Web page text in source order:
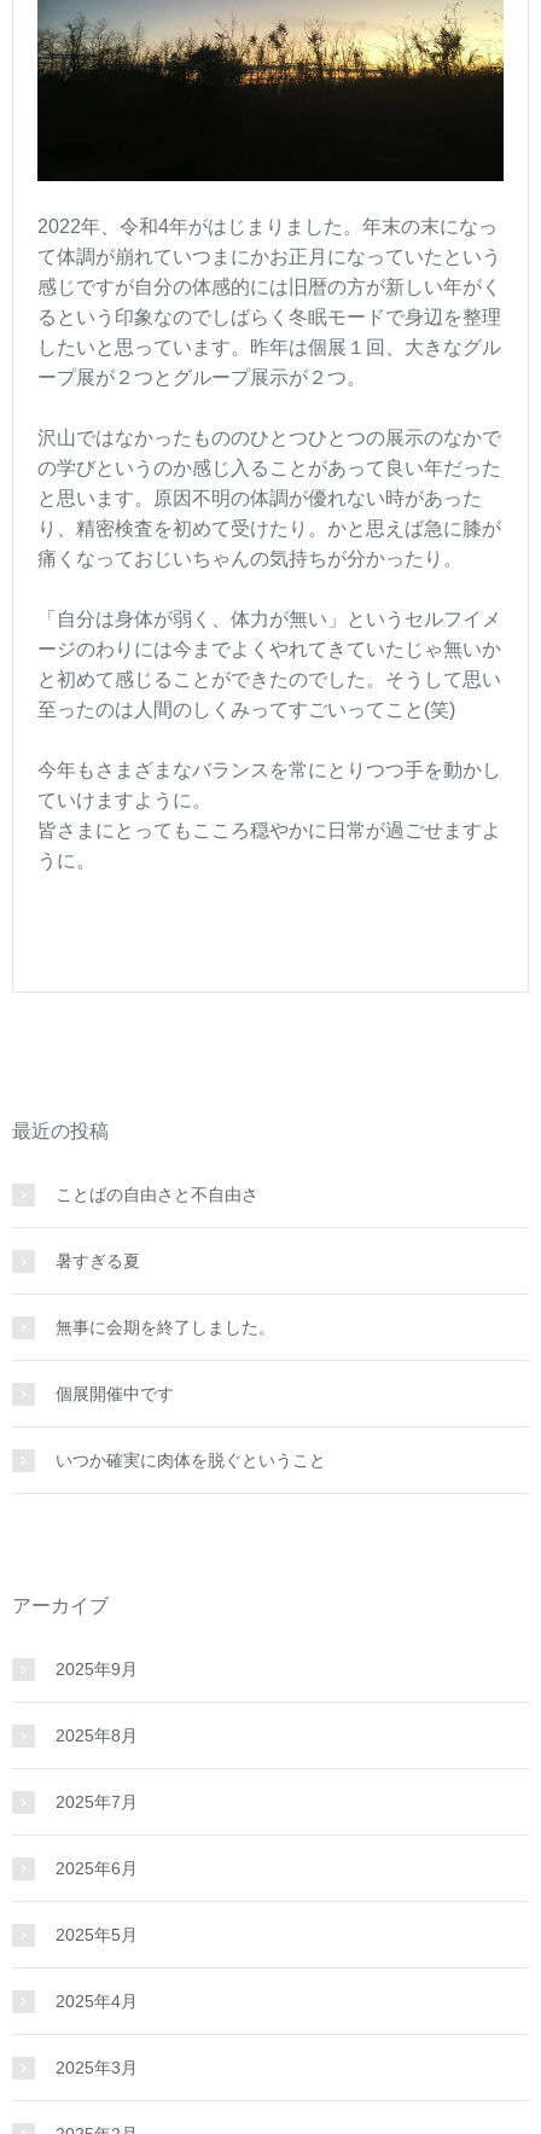
2022年、令和4年がはじまりました。年末の末になっ
て体調が崩れていつまにかお正月になっていたという
感じですが自分の体感的には旧暦の方が新しい年がく
るという印象なのでしばらく冬眠モードで身辺を整理
したいと思っています。昨年は個展１回、大きなグル
ープ展が２つとグループ展示が２つ。
沢山ではなかったもののひとつひとつの展示のなかで
の学びというのか感じ入ることがあって良い年だった
と思います。原因不明の体調が優れない時があった
り、精密検査を初めて受けたり。かと思えば急に膝が
痛くなっておじいちゃんの気持ちが分かったり。
「自分は身体が弱く、体力が無い」というセルフイメ
ージのわりには今までよくやれてきていたじゃ無いか
と初めて感じることができたのでした。そうして思い
至ったのは人間のしくみってすごいってこと(笑)
今年もさまざまなバランスを常にとりつつ手を動かし
ていけますように。
皆さまにとってもこころ穏やかに日常が過ごせますよ
うに。
最近の投稿
ことばの自由さと不自由さ
暑すぎる夏
無事に会期を終了しました。
個展開催中です
いつか確実に肉体を脱ぐということ
アーカイブ
2025年9月
2025年8月
2025年7月
2025年6月
2025年5月
2025年4月
2025年3月